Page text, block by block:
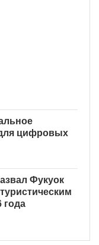
цифровых
Фукуок
года